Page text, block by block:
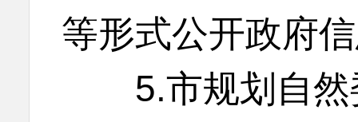
等形式公开政府
5.市规划自然